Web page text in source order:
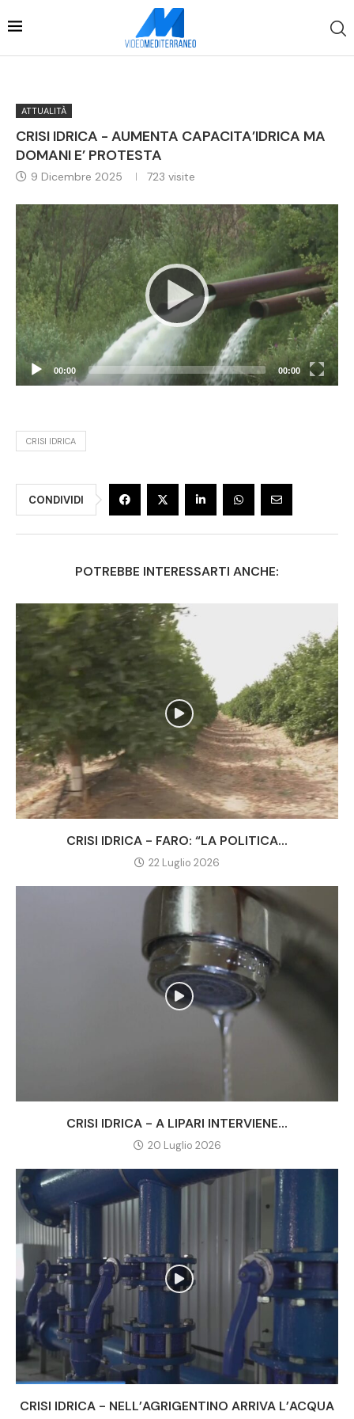
ATTUALITÀ
CRISI IDRICA - AUMENTA CAPACITA’IDRICA MA
DOMANI E’ PROTESTA
9 Dicembre 2025 723 visite
Video
Player
00:00 00:00
CRISI IDRICA
CONDIVIDI
POTREBBE INTERESSARTI ANCHE:
CRISI IDRICA - FARO: “LA POLITICA...
22 Luglio 2026
CRISI IDRICA - A LIPARI INTERVIENE...
20 Luglio 2026
CRISI IDRICA - NELL’AGRIGENTINO ARRIVA L’ACQUA